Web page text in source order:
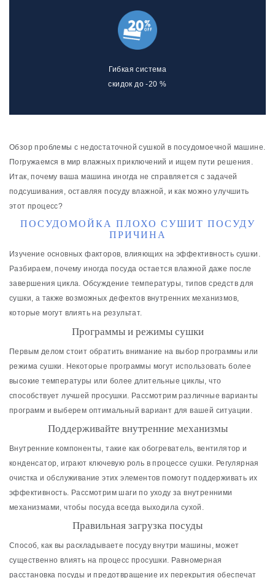
Гибкая система
скидок до -20 %
Обзор проблемы с недостаточной сушкой в посудомоечной машине.
Погружаемся в мир влажных приключений и ищем пути решения.
Итак, почему ваша машина иногда не справляется с задачей
подсушивания, оставляя посуду влажной, и как можно улучшить
этот процесс?
ПОСУДОМОЙКА ПЛОХО СУШИТ ПОСУДУ
ПРИЧИНА
Изучение основных факторов, влияющих на эффективность сушки.
Разбираем, почему иногда посуда остается влажной даже после
завершения цикла. Обсуждение температуры, типов средств для
сушки, а также возможных дефектов внутренних механизмов,
которые могут влиять на результат.
Программы и режимы сушки
Первым делом стоит обратить внимание на выбор программы или
режима сушки. Некоторые программы могут использовать более
высокие температуры или более длительные циклы, что
способствует лучшей просушки. Рассмотрим различные варианты
программ и выберем оптимальный вариант для вашей ситуации.
Поддерживайте внутренние механизмы
Внутренние компоненты, такие как обогреватель, вентилятор и
конденсатор, играют ключевую роль в процессе сушки. Регулярная
очистка и обслуживание этих элементов помогут поддерживать их
эффективность. Рассмотрим шаги по уходу за внутренними
механизмами, чтобы посуда всегда выходила сухой.
Правильная загрузка посуды
Способ, как вы раскладываете посуду внутри машины, может
существенно влиять на процесс просушки. Равномерная
расстановка посуды и предотвращение их перекрытия обеспечат